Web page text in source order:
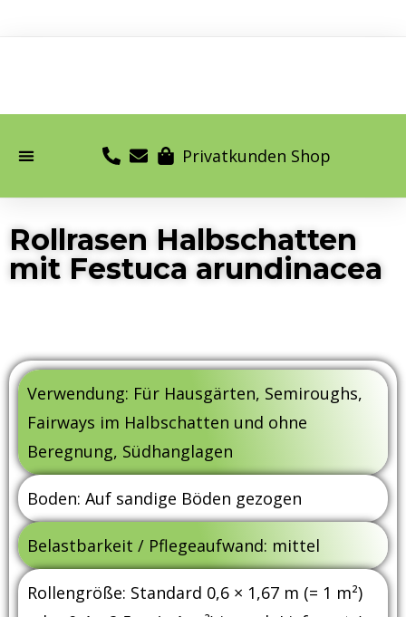
Privatkunden Shop
Rollrasen Halbschatten
mit Festuca arundinacea
Verwendung: Für Hausgärten, Semiroughs,
Fairways im Halbschatten und ohne
Beregnung, Südhanglagen
Boden: Auf sandige Böden gezogen
Belastbarkeit / Pflegeaufwand: mittel
Rollengröße: Standard 0,6 × 1,67 m (= 1 m²)